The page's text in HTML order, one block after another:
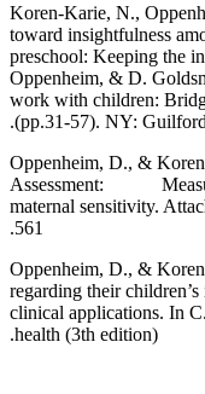
Koren-Karie, N.,
toward insightfulness
preschool: Keeping the
Oppenheim, & D.
work with children:
(pp.31-57). NY: Guilford.
Oppenheim, D., &
Assessment:
maternal sensitivity.
561.
Oppenheim, D., &
regarding their
clinical applications. In
health (3th edition)